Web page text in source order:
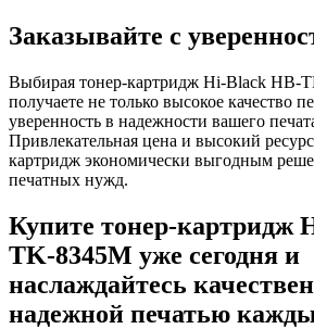
Заказывайте с
Выбирая тонер-картридж Hi-Black HB-
получаете не только высокое качество
уверенность в надежности вашего
Привлекательная цена и высокий
картридж экономически выгодным
печатных нужд.
Купите тонер-картридж
TK-8345M уже сегодня и
наслаждайтесь
надежной печатью